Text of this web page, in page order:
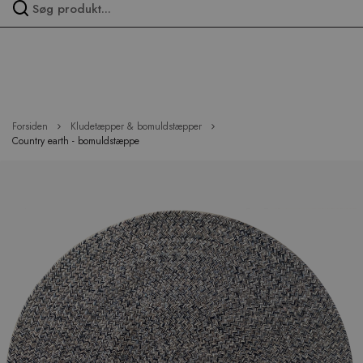
Forsiden
Kludetæpper & bomuldstæpper
Country earth - bomuldstæppe
billedgalleriet